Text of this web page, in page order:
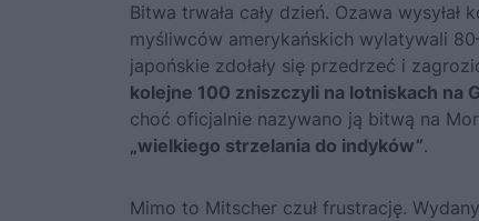
Bitwa trwała cały dzień. Ozawa
myśliwców amerykańskich wylatywali
japońskie zdołały się przedrzeć i
kolejne 100 zniszczyli na lotniskach na
choć oficjalnie nazywano ją bitwą na
„wielkiego strzelania do indyków”.
Mimo to Mitscher czuł frustrację.